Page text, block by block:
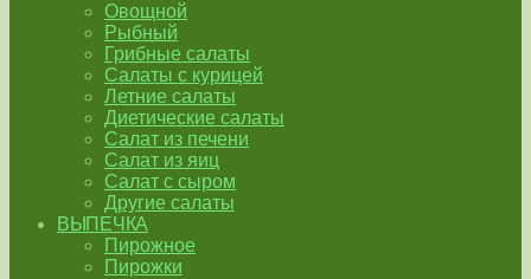
Овощной
Рыбный
Грибные салаты
Салаты с курицей
Летние салаты
Диетические салаты
Салат из печени
Салат из яиц
Салат с сыром
Другие салаты
ВЫПЕЧКА
Пирожное
Пирожки